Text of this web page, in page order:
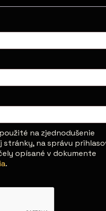
na zjednodušenie
na správu
opísané v dokumente
.